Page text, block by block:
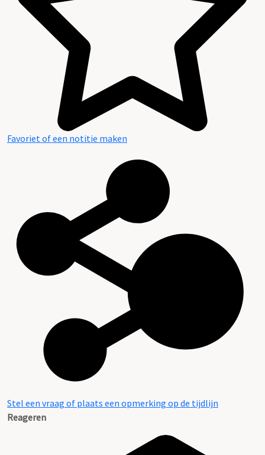
Favoriet of een notitie maken
Stel een vraag of plaats een opmerking op de tijdlijn
Reageren